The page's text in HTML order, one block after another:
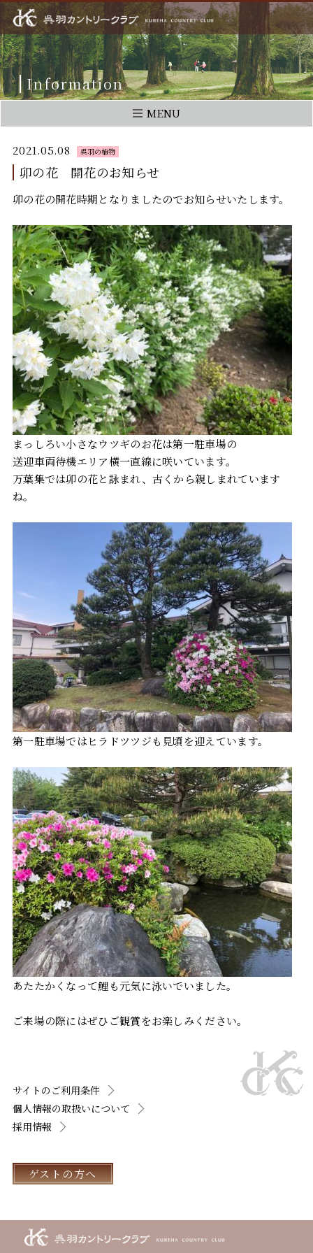
Information
MENU
2021.05.08 呉羽の植物
卯の花 開花のお知らせ
卯の花の開花時期となりましたのでお知らせいたします。
まっしろい小さなウツギのお花は第一駐車場の
送迎車両待機エリア横一直線に咲いています。
万葉集では卯の花と詠まれ、古くから親しまれています
ね。
第一駐車場ではヒラドツツジも見頃を迎えています。
あたたかくなって鯉も元気に泳いでいました。
ご来場の際にはぜひご観賞をお楽しみください。
サイトのご利用条件
個人情報の取扱いについて
採用情報
ゲストの方へ